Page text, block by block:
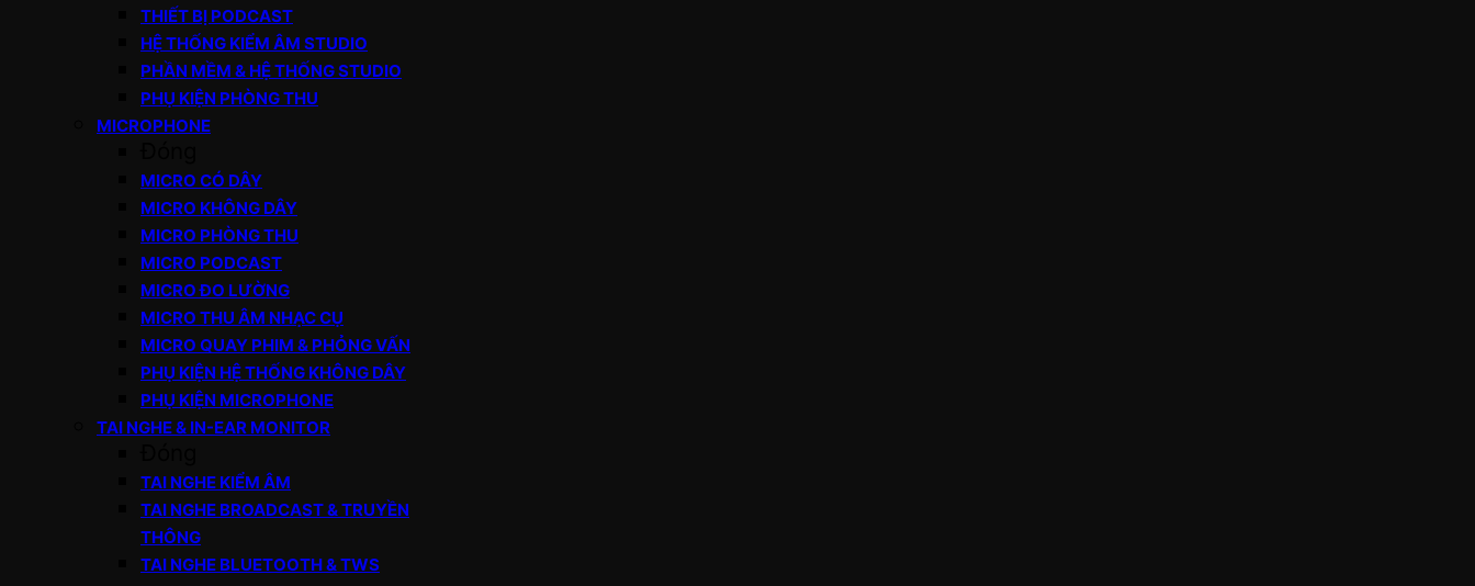
THIẾT BỊ PODCAST
HỆ THỐNG KIỂM ÂM STUDIO
PHẦN MỀM & HỆ THỐNG STUDIO
PHỤ KIỆN PHÒNG THU
MICROPHONE
MICRO CÓ DÂY
MICRO KHÔNG DÂY
MICRO PHÒNG THU
MICRO PODCAST
MICRO ĐO LƯỜNG
MICRO THU ÂM NHẠC CỤ
MICRO QUAY PHIM & PHỎNG VẤN
PHỤ KIỆN HỆ THỐNG KHÔNG DÂY
PHỤ KIỆN MICROPHONE
TAI NGHE & IN-EAR MONITOR
TAI NGHE KIỂM ÂM
TAI NGHE BROADCAST & TRUYỀN
THÔNG
TAI NGHE BLUETOOTH & TWS